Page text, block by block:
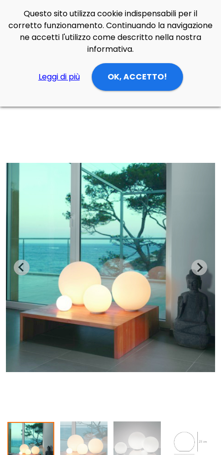
Side Navigation CercaContatti
Login
Prodotti Lampade Tavolo
Lampada da tavolo Dioscuri 25 di Artemide in vetro soffiato, policarbonato, acciaio
Questo sito utilizza cookie indispensabili per il
corretto funzionamento. Continuando la navigazione
ne accetti l'utilizzo come descritto nella nostra
informativa.
Leggi di più OK, ACCETTO!